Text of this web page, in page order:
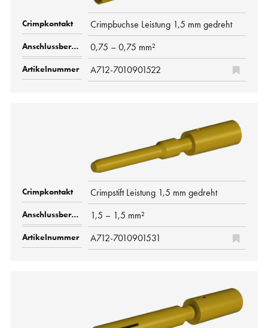
Crimpbuchse Leistung 1,5 mm gedreht
0,75 – 0,75 mm²
A712-7010901522
Crimpstift Leistung 1,5 mm gedreht
1,5 – 1,5 mm²
A712-7010901531